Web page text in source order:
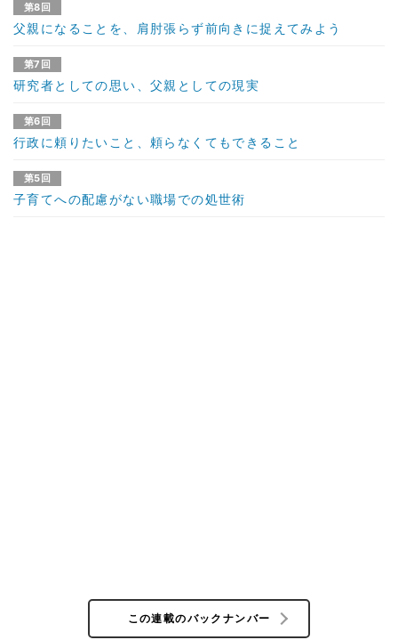
第8回
父親になることを、肩肘張らず前向きに捉えてみよう
第7回
研究者としての思い、父親としての現実
第6回
行政に頼りたいこと、頼らなくてもできること
第5回
子育てへの配慮がない職場での処世術
この連載のバックナンバー